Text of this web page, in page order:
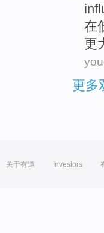
在
更
更多
关于有道 Investors